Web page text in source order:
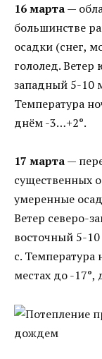
16 марта—
большинстве
осадки (снег,
гололед.
западный 5-10
Температура
днём -3…+2°.
17 марта—
существенных
умеренные
Ветер северо-
восточный 5-
с.
местах до -